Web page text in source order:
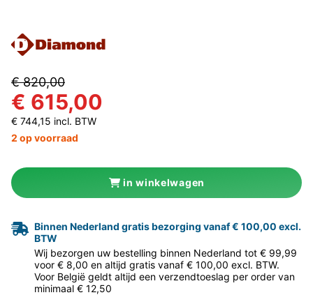
€ 820,00
€ 615,00
€ 744,15 incl. BTW
2 op voorraad
in winkelwagen
Binnen Nederland gratis bezorging vanaf € 100,00 excl.
BTW
Wij bezorgen uw bestelling binnen Nederland tot € 99,99
voor € 8,00 en altijd gratis vanaf € 100,00 excl. BTW.
Voor België geldt altijd een verzendtoeslag per order van
minimaal € 12,50